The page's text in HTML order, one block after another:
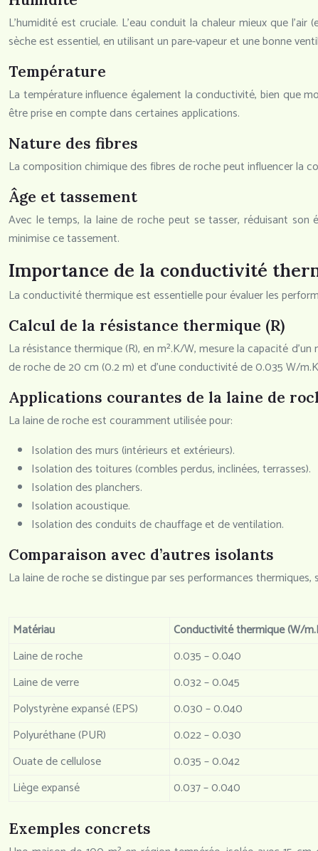
L’humidité est cruciale. L’eau conduit la chaleur mieux que
sèche est essentiel, en utilisant un pare-vapeur et une bonne
Température
La température influence également la conductivité, bien que
être prise en compte dans certaines applications.
Nature des fibres
La composition chimique des fibres de roche peut influencer la
Âge et tassement
Avec le temps, la laine de roche peut se tasser, réduisant
minimise ce tassement.
Importance de la conductivité
La conductivité thermique est essentielle pour évaluer les
Calcul de la résistance thermique (R)
La résistance thermique (R), en m².K/W, mesure la capacité
de roche de 20 cm (0.2 m) et d’une conductivité de 0.035 W/
Applications courantes de la laine de
La laine de roche est couramment utilisée pour:
Isolation des murs (intérieurs et extérieurs).
Isolation des toitures (combles perdus, inclinées, terrasses).
Isolation des planchers.
Isolation acoustique.
Isolation des conduits de chauffage et de ventilation.
Comparaison avec d’autres isolants
La laine de roche se distingue par ses performances
Matériau Conductivité thermique (W/
Laine de roche
0.035 – 0.040
Laine de verre
0.032 – 0.045
Polystyrène expansé (EPS)
0.030 – 0.040
Polyuréthane (PUR)
0.022 – 0.030
Ouate de cellulose
0.035 – 0.042
Liège expansé
0.037 – 0.040
Exemples concrets